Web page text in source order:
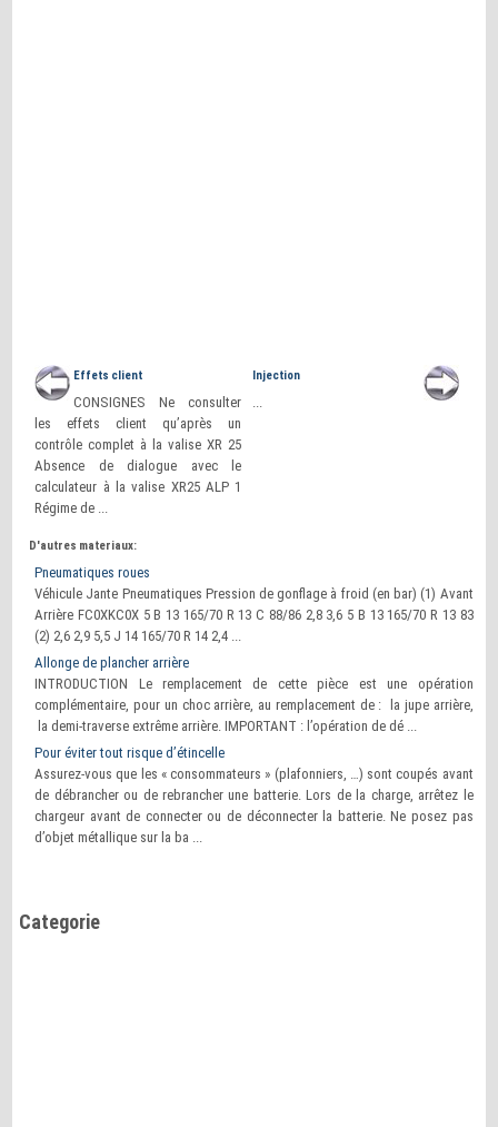
Effets client
CONSIGNES Ne consulter
les effets client qu’après un
contrôle complet à la valise XR 25
Absence de dialogue avec le
calculateur à la valise XR25 ALP 1
Régime de ...
Injection
...
D'autres materiaux:
Pneumatiques roues
Véhicule Jante Pneumatiques Pression de gonflage à froid (en bar) (1) Avant
Arrière FC0XKC0X 5 B 13 165/70 R 13 C 88/86 2,8 3,6 5 B 13 165/70 R 13 83
(2) 2,6 2,9 5,5 J 14 165/70 R 14 2,4 ...
Allonge de plancher arrière
INTRODUCTION Le remplacement de cette pièce est une opération
complémentaire, pour un choc arrière, au remplacement de : la jupe arrière,
la demi-traverse extrême arrière. IMPORTANT : l’opération de dé ...
Pour éviter tout risque d’étincelle
Assurez-vous que les « consommateurs » (plafonniers, …) sont coupés avant
de débrancher ou de rebrancher une batterie. Lors de la charge, arrêtez le
chargeur avant de connecter ou de déconnecter la batterie. Ne posez pas
d’objet métallique sur la ba ...
Categorie